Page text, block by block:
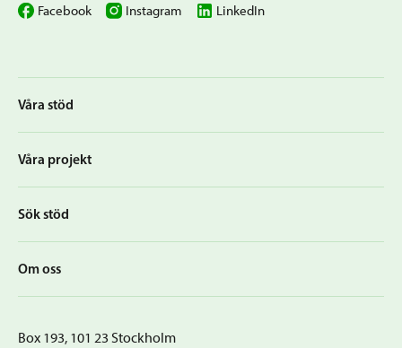
Våra stöd
Våra projekt
Sök stöd
Om oss
Facebook Instagram LinkedIn
Box 193, 101 23 Stockholm